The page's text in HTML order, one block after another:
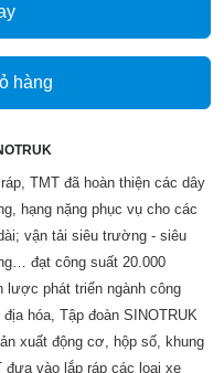
hàng
TMT đã hoàn thiện các dây
hạng nặng phục vụ cho các
vận tải siêu trường - siêu
đạt công suất 20.000
lược phát triển ngành công
hóa, Tập đoàn SINOTRUK
xuất động cơ, hộp số, khung
vào lắp ráp các loại xe